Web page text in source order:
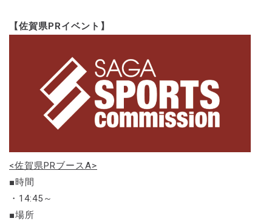
【佐賀県PRイベント】
<佐賀県PRブースA>
■時間
・14:45～
■場所